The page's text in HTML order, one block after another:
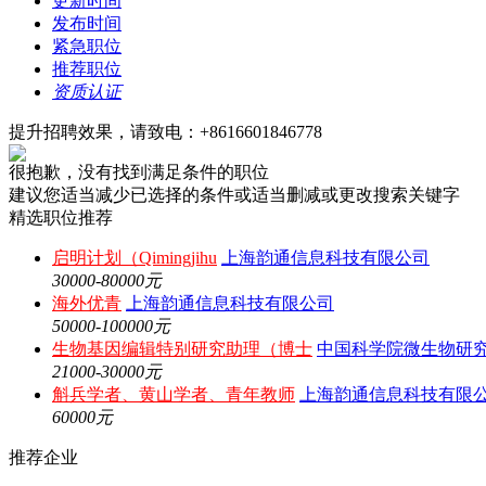
发布时间
紧急职位
推荐职位
资质认证
提升招聘效果，请致电：+8616601846778
很抱歉，没有找到满足条件的职位
建议您适当减少已选择的条件或适当删减或更改搜索关键字
精选职位推荐
启明计划（Qimingjihu
上海韵通信息科技有限公司
30000-80000元
海外优青
上海韵通信息科技有限公司
50000-100000元
生物基因编辑特别研究助理（博士 中国科学院微生物研
21000-30000元
斛兵学者、黄山学者、青年教师
上海韵通信息科技有限
60000元
推荐企业